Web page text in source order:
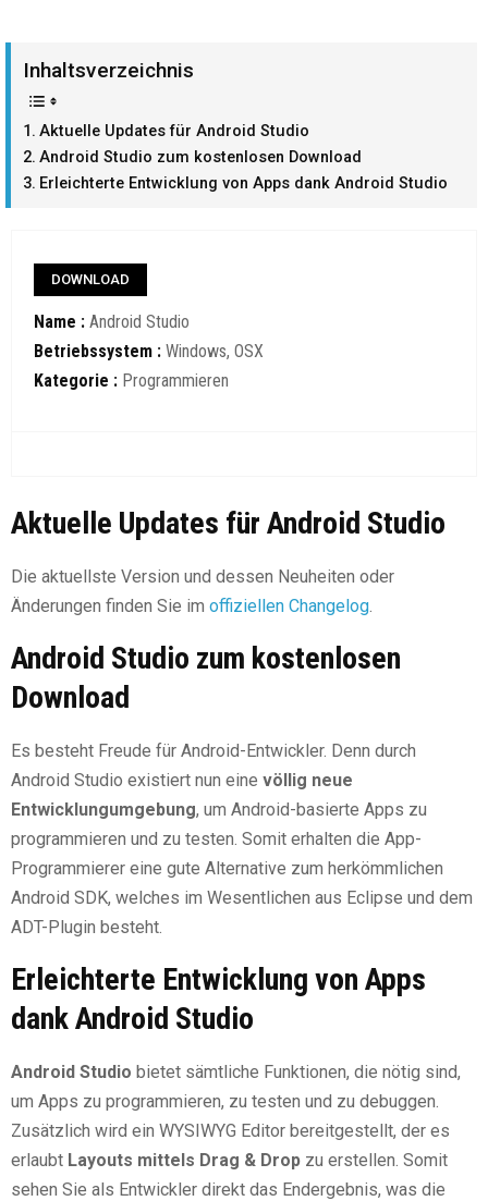
Inhaltsverzeichnis
Aktuelle Updates für Android Studio
Android Studio zum kostenlosen Download
Erleichterte Entwicklung von Apps dank Android Studio
DOWNLOAD
Name : Android Studio
Betriebssystem : Windows, OSX
Kategorie : Programmieren
Aktuelle Updates für Android Studio
Die aktuellste Version und dessen Neuheiten oder
Änderungen finden Sie im offiziellen Changelog
Android Studio zum kostenlosen
Download
Es besteht Freude für Android-Entwickler. Denn durch
Android Studio existiert nun eine völlig neue
Entwicklungumgebung, um Android-basierte Apps zu
programmieren und zu testen. Somit erhalten die App-
Programmierer eine gute Alternative zum herkömmlichen
Android SDK, welches im Wesentlichen aus Eclipse und dem
ADT-Plugin besteht.
Erleichterte Entwicklung von Apps
dank Android Studio
Android Studio bietet sämtliche Funktionen, die nötig sind,
um Apps zu programmieren, zu testen und zu debuggen.
Zusätzlich wird ein WYSIWYG Editor bereitgestellt, der es
erlaubt Layouts mittels Drag & Drop zu erstellen. Somit
sehen Sie als Entwickler direkt das Endergebnis, was die